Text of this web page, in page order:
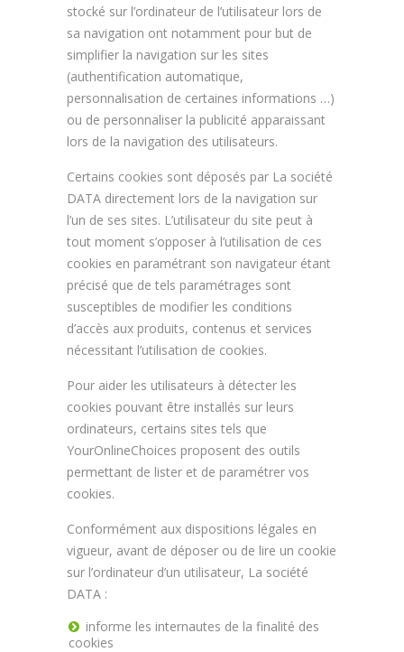
stocké sur l’ordinateur de l’utilisateur lors de
sa navigation ont notamment pour but de
simplifier la navigation sur les sites
(authentification automatique,
personnalisation de certaines informations …)
ou de personnaliser la publicité apparaissant
lors de la navigation des utilisateurs.
Certains cookies sont déposés par La société
DATA directement lors de la navigation sur
l’un de ses sites. L’utilisateur du site peut à
tout moment s’opposer à l’utilisation de ces
cookies en paramétrant son navigateur étant
précisé que de tels paramétrages sont
susceptibles de modifier les conditions
d’accès aux produits, contenus et services
nécessitant l’utilisation de cookies.
Pour aider les utilisateurs à détecter les
cookies pouvant être installés sur leurs
ordinateurs, certains sites tels que
YourOnlineChoices proposent des outils
permettant de lister et de paramétrer vos
cookies.
Conformément aux dispositions légales en
vigueur, avant de déposer ou de lire un cookie
sur l’ordinateur d’un utilisateur, La société
DATA :
informe les internautes de la finalité des
cookies